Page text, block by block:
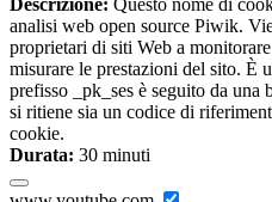
Descrizione: Questo nome di
analisi web open source Piwik.
proprietari di siti Web a
misurare le prestazioni del sito. È
prefisso _pk_ses è seguito da una
si ritiene sia un codice di
cookie.
Durata: 30 minuti